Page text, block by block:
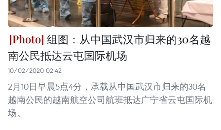
组图：从中国武汉市归来的30名越
南公民抵达云屯国际机场
10/02/2020 02:42
2月10日早晨5点4分，承载从中国武汉市归来的30名
越南公民的越南航空公司航班抵达广宁省云屯国际机
场。